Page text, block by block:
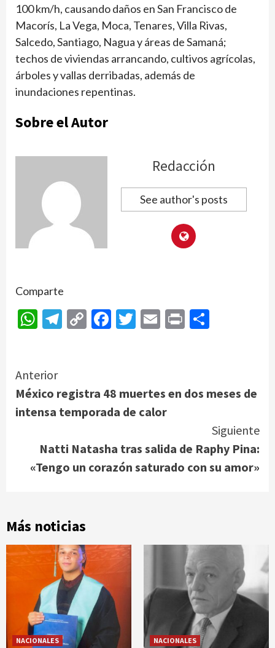
100 km/h, causando daños en San Francisco de
Macorís, La Vega, Moca, Tenares, Villa Rivas,
Salcedo, Santiago, Nagua y áreas de Samaná;
techos de viviendas arrancando, cultivos agrícolas,
árboles y vallas derribadas, además de
inundaciones repentinas.
Sobre el Autor
Redacción
See author's posts
Comparte
WhatsApp
Telegram
CopyFacebook
Twitter
Email
Print
Continue
Reading
Anterior
México registra 48 muertes en dos meses de
intensa temporada de calor
Siguiente
Natti Natasha tras salida de Raphy Pina:
«Tengo un corazón saturado con su amor»
Más noticias
NACIONALES NACIONALES